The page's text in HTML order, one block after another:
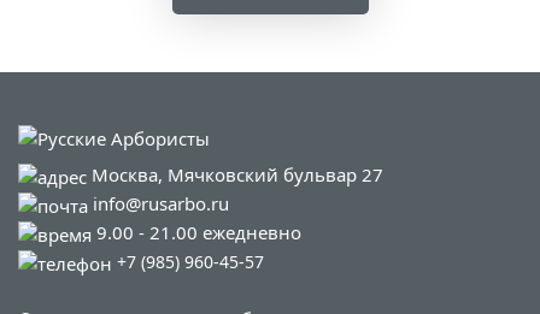
Москва, Мячковский бульвар 27
info@rusarbo.ru
9.00 - 21.00 ежедневно
+7 (985) 960-45-57